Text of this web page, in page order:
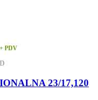
+ PDV
23/17,120